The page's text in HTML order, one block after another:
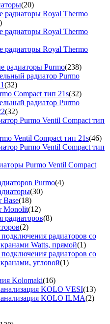
(20)
Royal Thermo
Royal Thermo
Royal Thermo
радиаторы Purmo(238)
радиатор Purmo
(32)
Compact тип 21s(32)
радиатор Purmo
(32)
Purmo Ventil Compact тип
Ventil Compact тип 21s(46)
Purmo Ventil Compact тип
Purmo Ventil Compact
Purmo(4)
(30)
Base(18)
Monolit(12)
(8)
(2)
радиаторов со
Watts, прямой(1)
радиаторов со
угловой(1)
Kolomaki(16)
KOLO VESI(13)
KOLO ILMA(2)